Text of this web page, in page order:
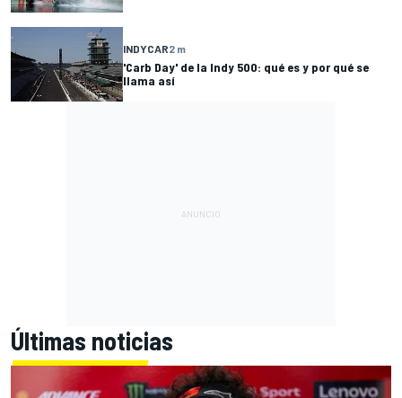
INDYCAR2 m
'Carb Day' de la Indy 500: qué es y por qué se
llama así
Últimas noticias